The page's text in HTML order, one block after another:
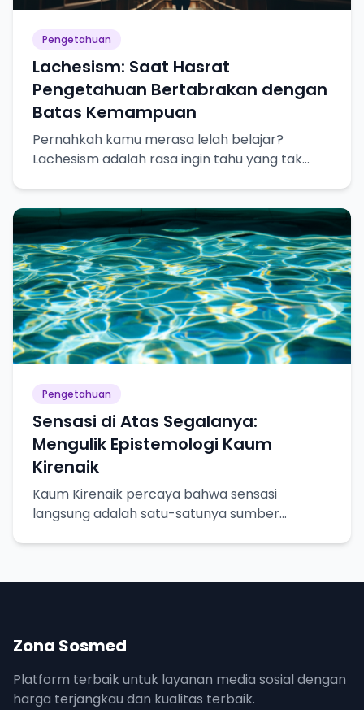
Pengetahuan
Lachesism: Saat Hasrat
Pengetahuan Bertabrakan dengan
Batas Kemampuan
Pernahkah kamu merasa lelah belajar?
Lachesism adalah rasa ingin tahu yang tak
Pengetahuan
Sensasi di Atas Segalanya:
Mengulik Epistemologi Kaum
Kirenaik
Kaum Kirenaik percaya bahwa sensasi
langsung adalah satu-satunya sumber
Zona Sosmed
Platform terbaik untuk layanan media sosial dengan
harga terjangkau dan kualitas terbaik.